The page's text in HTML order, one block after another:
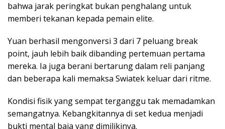
bahwa jarak peringkat bukan penghalang untuk
memberi tekanan kepada pemain elite.
Yuan berhasil mengonversi 3 dari 7 peluang break
point, jauh lebih baik dibanding pertemuan pertama
mereka. Ia juga berani bertarung dalam reli panjang
dan beberapa kali memaksa Swiatek keluar dari ritme.
Kondisi fisik yang sempat terganggu tak memadamkan
semangatnya. Kebangkitannya di set kedua menjadi
bukti mental baja yang dimilikinya.